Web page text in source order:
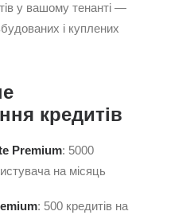
у вашому тенанті —
і куплених
кредитів
Premium: 5000
на місяць
: 500 кредитів на